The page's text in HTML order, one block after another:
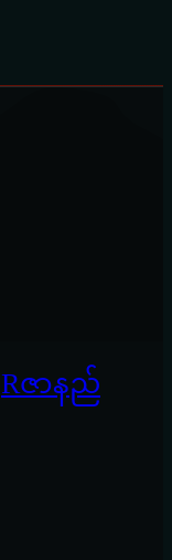
Rဇာနည်